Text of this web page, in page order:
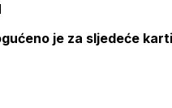
je za sljedeće